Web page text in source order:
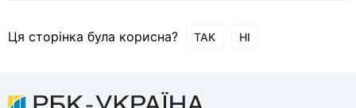
Ця сторінка була корисна? ТАК НІ